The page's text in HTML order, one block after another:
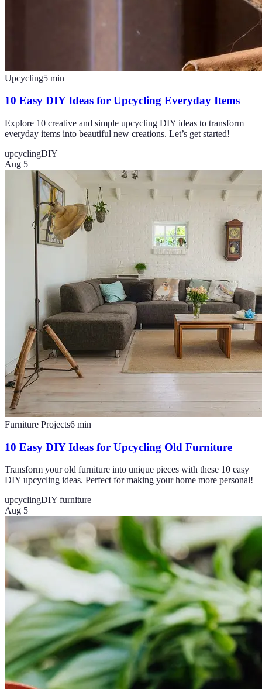
Upcycling5 min
10 Easy DIY Ideas for Upcycling Everyday Items
Explore 10 creative and simple upcycling DIY ideas to transform
everyday items into beautiful new creations. Let’s get started!
upcyclingDIY
Aug 5
Furniture Projects6 min
10 Easy DIY Ideas for Upcycling Old Furniture
Transform your old furniture into unique pieces with these 10 easy
DIY upcycling ideas. Perfect for making your home more personal!
upcyclingDIY furniture
Aug 5